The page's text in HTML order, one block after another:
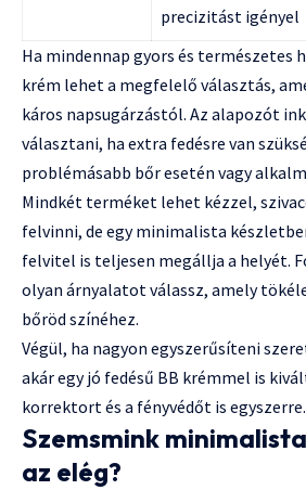
precizitást igényel
Ha mindennap gyors és természetes
krém lehet a megfelelő választás,
káros napsugárzástól. Az alapozót
választani, ha extra fedésre van
problémásabb bőr esetén vagy
Mindkét terméket lehet kézzel,
felvinni, de egy minimalista
felvitel is teljesen megállja a helyét.
olyan árnyalatot válassz, amely
bőröd színéhez.
Végül, ha nagyon egyszerűsíteni
akár egy jó fedésű BB krémmel is
korrektort és a fényvédőt is egyszerre.
Szemsmink
az elég?